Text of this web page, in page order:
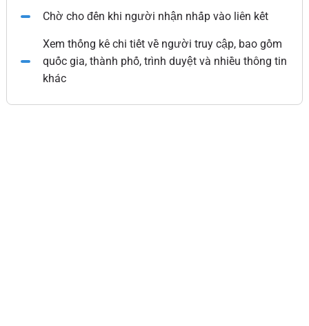
Chờ cho đến khi người nhận nhấp vào liên kết
Xem thống kê chi tiết về người truy cập, bao gồm
quốc gia, thành phố, trình duyệt và nhiều thông tin
khác